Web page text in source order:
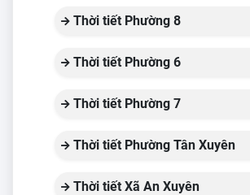
Thời tiết Phường 8
Thời tiết Phường 6
Thời tiết Phường 7
Thời tiết Phường Tân Xuyên
Thời tiết Xã An Xuyên